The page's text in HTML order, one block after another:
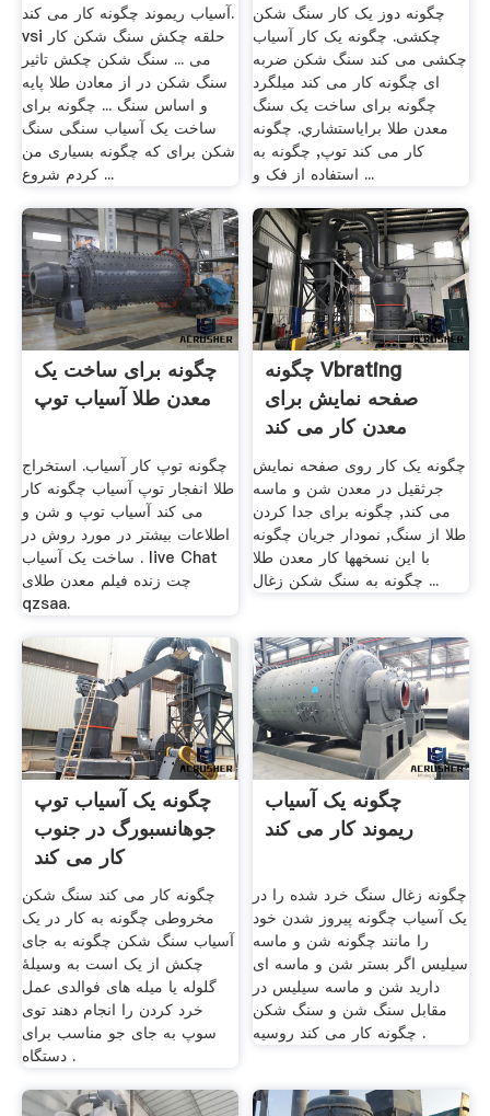
آسیاب ریموند چگونه کار می کند.
vsi حلقه چکش سنگ شکن کار
می ... سنگ شکن چکش تاثیر
سنگ شکن در از معادن طلا پایه
و اساس سنگ ... چگونه برای
ساخت یک آسیاب سنگی سنگ
شکن برای که چگونه بسیاری من
کردم شروع ...
چگونه دوز یک کار سنگ شکن
چکشی. چگونه یک کار آسیاب
چکشی می کند سنگ شکن ضربه
ای چگونه کار می کند میلگرد
چگونه برای ساخت یک سنگ
معدن طلا برایاستشاري. چگونه
کار می کند توپ, چگونه به
استفاده از فک و ...
چگونه برای ساخت یک
معدن طلا آسیاب توپ
چگونه توپ کار آسیاب. استخراج
طلا انفجار توپ آسیاب چگونه کار
می کند آسیاب توپ و شن و
اطلاعات بیشتر در مورد روش در
ساخت یک آسیاب . live Chat
چت زنده فیلم معدن طلای
qzsaa.
چگونه Vbrating
صفحه نمایش برای
معدن کار می کند
چگونه یک کار روی صفحه نمایش
جرثقیل در معدن شن و ماسه
می کند, چگونه برای جدا کردن
طلا از سنگ, نمودار جریان چگونه
با این نسخهها کار معدن طلا
چگونه به سنگ شکن زغال ...
چگونه یک آسیاب توپ
جوهانسبورگ در جنوب
کار می کند
چگونه کار می کند سنگ شکن
مخروطی چگونه به کار در یک
آسیاب سنگ شکن چگونه به جای
چکش از یک است به وسیلهٔ
گلوله یا میله های فوالدی عمل
خرد کردن را انجام دهند توی
سوپ به جای جو مناسب برای
دستگاه .
چگونه یک آسیاب
ریموند کار می کند
چگونه زغال سنگ خرد شده را در
یک آسیاب چگونه پیروز شدن خود
را مانند چگونه شن و ماسه
سیلیس اگر بستر شن و ماسه ای
دارید شن و ماسه سیلیس در
مقابل سنگ شن و سنگ شکن
چگونه کار می کند روسیه .